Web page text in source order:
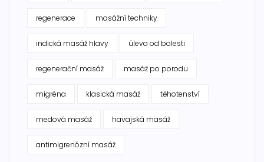
regenerace masážní techniky
indická masáž hlavy úleva od bolesti
regenerační masáž masáž po porodu
migréna klasická masáž těhotenství
medová masáž havajská masáž
antimigrenózní masáž